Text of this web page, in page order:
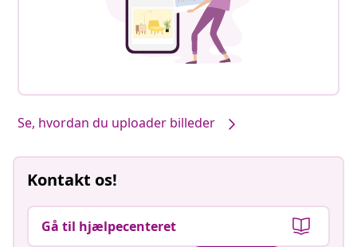
Se, hvordan du uploader billeder
Kontakt os!
Gå til hjælpecenteret